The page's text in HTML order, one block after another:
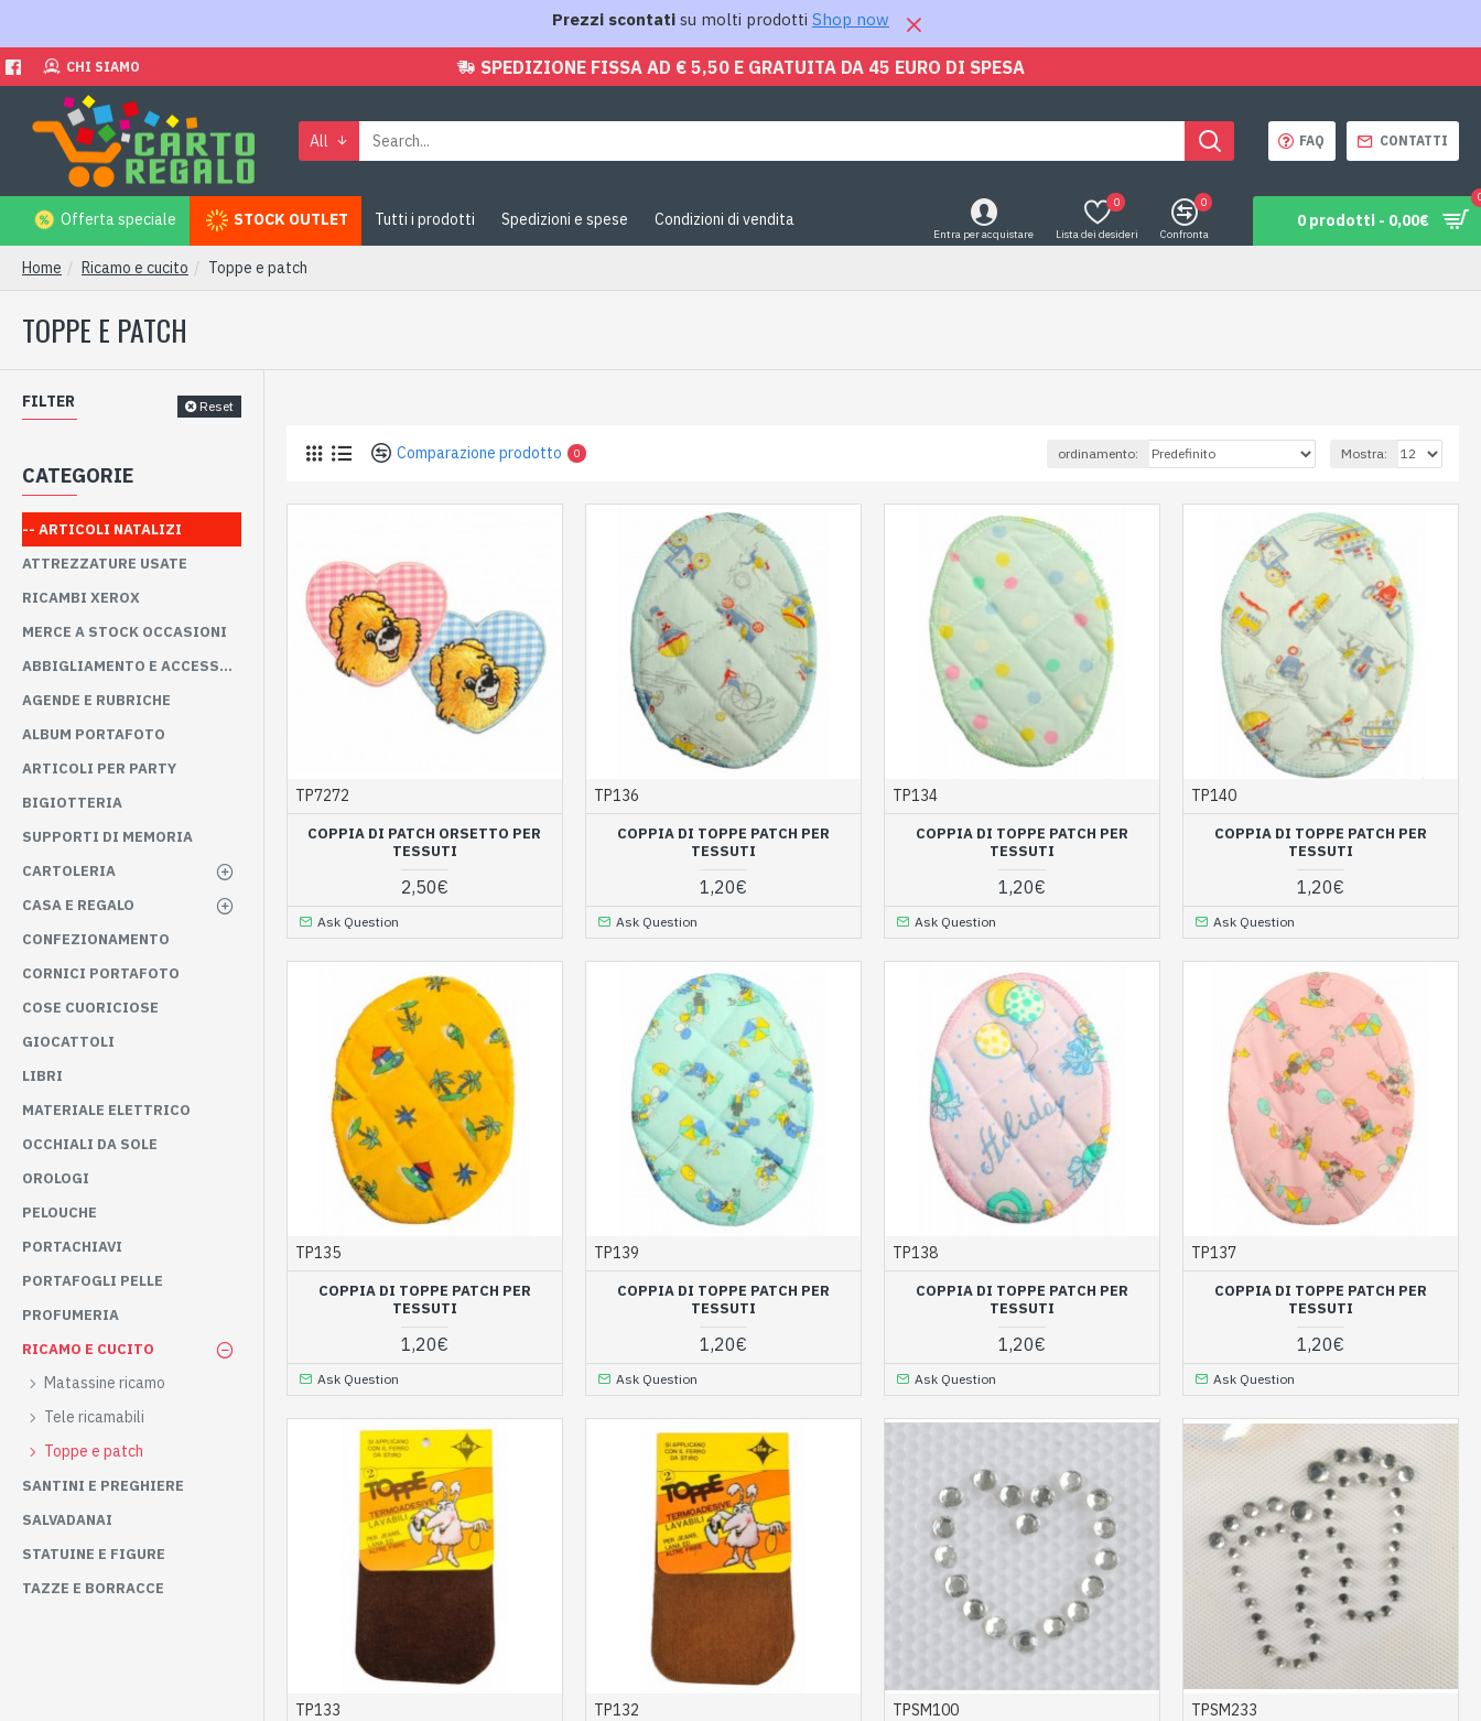
Prezzi scontati su molti prodotti Shop now
CHI SIAMO SPEDIZIONE FISSA AD € 5,50 E GRATUITA DA 45 EURO DI SPESA
All FAQ CONTATTI
Offerta speciale STOCK OUTLET Tutti i prodotti Spedizioni e spese Condizioni di vendita
Entra per acquistare Lista dei desideri
0
Confronta
0
0 prodotti - 0,00€
Home Ricamo e cucito Toppe e patch
TOPPE E PATCH
FILTER Reset
CATEGORIE
-- ARTICOLI NATALIZI
ATTREZZATURE USATE
RICAMBI XEROX
MERCE A STOCK OCCASIONI
ABBIGLIAMENTO E ACCESSORI
AGENDE E RUBRICHE
ALBUM PORTAFOTO
ARTICOLI PER PARTY
BIGIOTTERIA
SUPPORTI DI MEMORIA
CARTOLERIA
CASA E REGALO
CONFEZIONAMENTO
CORNICI PORTAFOTO
COSE CUORICIOSE
GIOCATTOLI
LIBRI
MATERIALE ELETTRICO
OCCHIALI DA SOLE
OROLOGI
PELOUCHE
PORTACHIAVI
PORTAFOGLI PELLE
PROFUMERIA
RICAMO E CUCITO
Matassine ricamo
Tele ricamabili
Toppe e patch
SANTINI E PREGHIERE
SALVADANAI
STATUINE E FIGURE
TAZZE E BORRACCE
Comparazione prodotto 0 ordinamento: Mostra:
TP7272
COPPIA DI PATCH ORSETTO PER
TESSUTI
2,50€
Ask Question
TP136
COPPIA DI TOPPE PATCH PER
TESSUTI
1,20€
Ask Question
TP134
COPPIA DI TOPPE PATCH PER
TESSUTI
1,20€
Ask Question
TP140
COPPIA DI TOPPE PATCH PER
TESSUTI
1,20€
Ask Question
TP135
COPPIA DI TOPPE PATCH PER
TESSUTI
1,20€
Ask Question
TP139
COPPIA DI TOPPE PATCH PER
TESSUTI
1,20€
Ask Question
TP138
COPPIA DI TOPPE PATCH PER
TESSUTI
1,20€
Ask Question
TP137
COPPIA DI TOPPE PATCH PER
TESSUTI
1,20€
Ask Question
TP133 TP132 TPSM100 TPSM233